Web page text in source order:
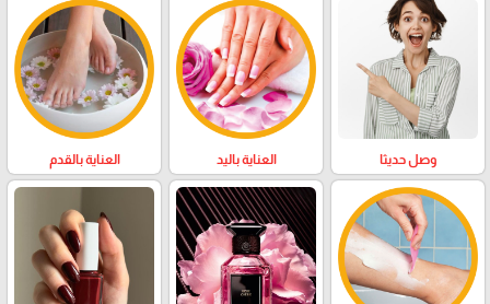
وصل حديثا العناية باليد العناية بالقدم